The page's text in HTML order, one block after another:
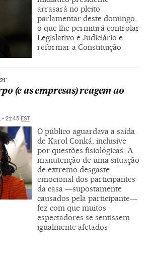
arrasará no pleito
parlamentar deste domingo,
o que lhe permitirá controlar
Legislativo e Judiciário e
reformar a Constituição
(e as empresas) reagem ao
- 21:45 EST
O público aguardava a saída
de Karol Conká, inclusive
por questões fisiológicas. A
manutenção de uma situação
de extremo desgaste
emocional dos participantes
da casa ―supostamente
causados pela participante―
fez com que muitos
espectadores se sentissem
igualmente afetados